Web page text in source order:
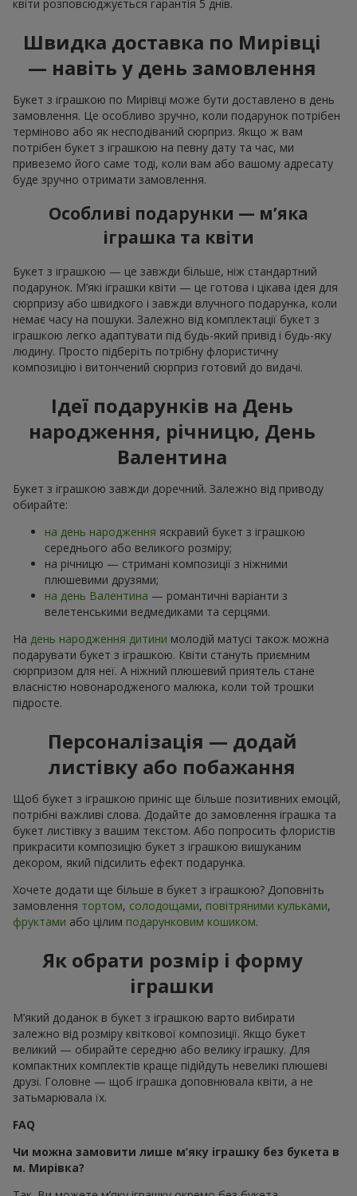
квіти розповсюджується гарантія 5 днів.
Швидка доставка по Мирівці
— навіть у день замовлення
Букет з іграшкою по Мирівці може бути доставлено в день
замовлення. Це особливо зручно, коли подарунок потрібен
терміново або як несподіваний сюрприз. Якщо ж вам
потрібен букет з іграшкою на певну дату та час, ми
привеземо його саме тоді, коли вам або вашому адресату
буде зручно отримати замовлення.
Особливі подарунки — м’яка
іграшка та квіти
Букет з іграшкою — це завжди більше, ніж стандартний
подарунок. М’які іграшки квіти — це готова і цікава ідея для
сюрпризу або швидкого і завжди влучного подарунка, коли
немає часу на пошуки. Залежно від комплектації букет з
іграшкою легко адаптувати під будь-який привід і будь-яку
людину. Просто підберіть потрібну флористичну
композицію і витончений сюрприз готовий до видачі.
Ідеї подарунків на День
народження, річницю, День
Валентина
Букет з іграшкою завжди доречний. Залежно від приводу
обирайте:
на день народження яскравий букет з іграшкою
середнього або великого розміру;
на річницю — стримані композиції з ніжними
плюшевими друзями;
на день Валентина — романтичні варіанти з
велетенськими ведмедиками та серцями.
На день народження дитини молодій матусі також можна
подарувати букет з іграшкою. Квіти стануть приємним
сюрпризом для неї. А ніжний плюшевий приятель стане
власністю новонародженого малюка, коли той трошки
підросте.
Персоналізація — додай
листівку або побажання
Щоб букет з іграшкою приніс ще більше позитивних емоцій,
потрібні важливі слова. Додайте до замовлення іграшка та
букет листівку з вашим текстом. Або попросить флористів
прикрасити композицію букет з іграшкою вишуканим
декором, який підсилить ефект подарунка.
Хочете додати ще більше в букет з іграшкою? Доповніть
замовлення тортом, солодощами, повітряними кульками,
фруктами або цілим подарунковим кошиком.
Як обрати розмір і форму
іграшки
М’який доданок в букет з іграшкою варто вибирати
залежно від розміру квіткової композиції. Якщо букет
великий — обирайте середню або велику іграшку. Для
компактних комплектів краще підійдуть невеликі плюшеві
друзі. Головне — щоб іграшка доповнювала квіти, а не
затьмарювала їх.
FAQ
Чи можна замовити лише м’яку іграшку без букета в
м. Мирівка?